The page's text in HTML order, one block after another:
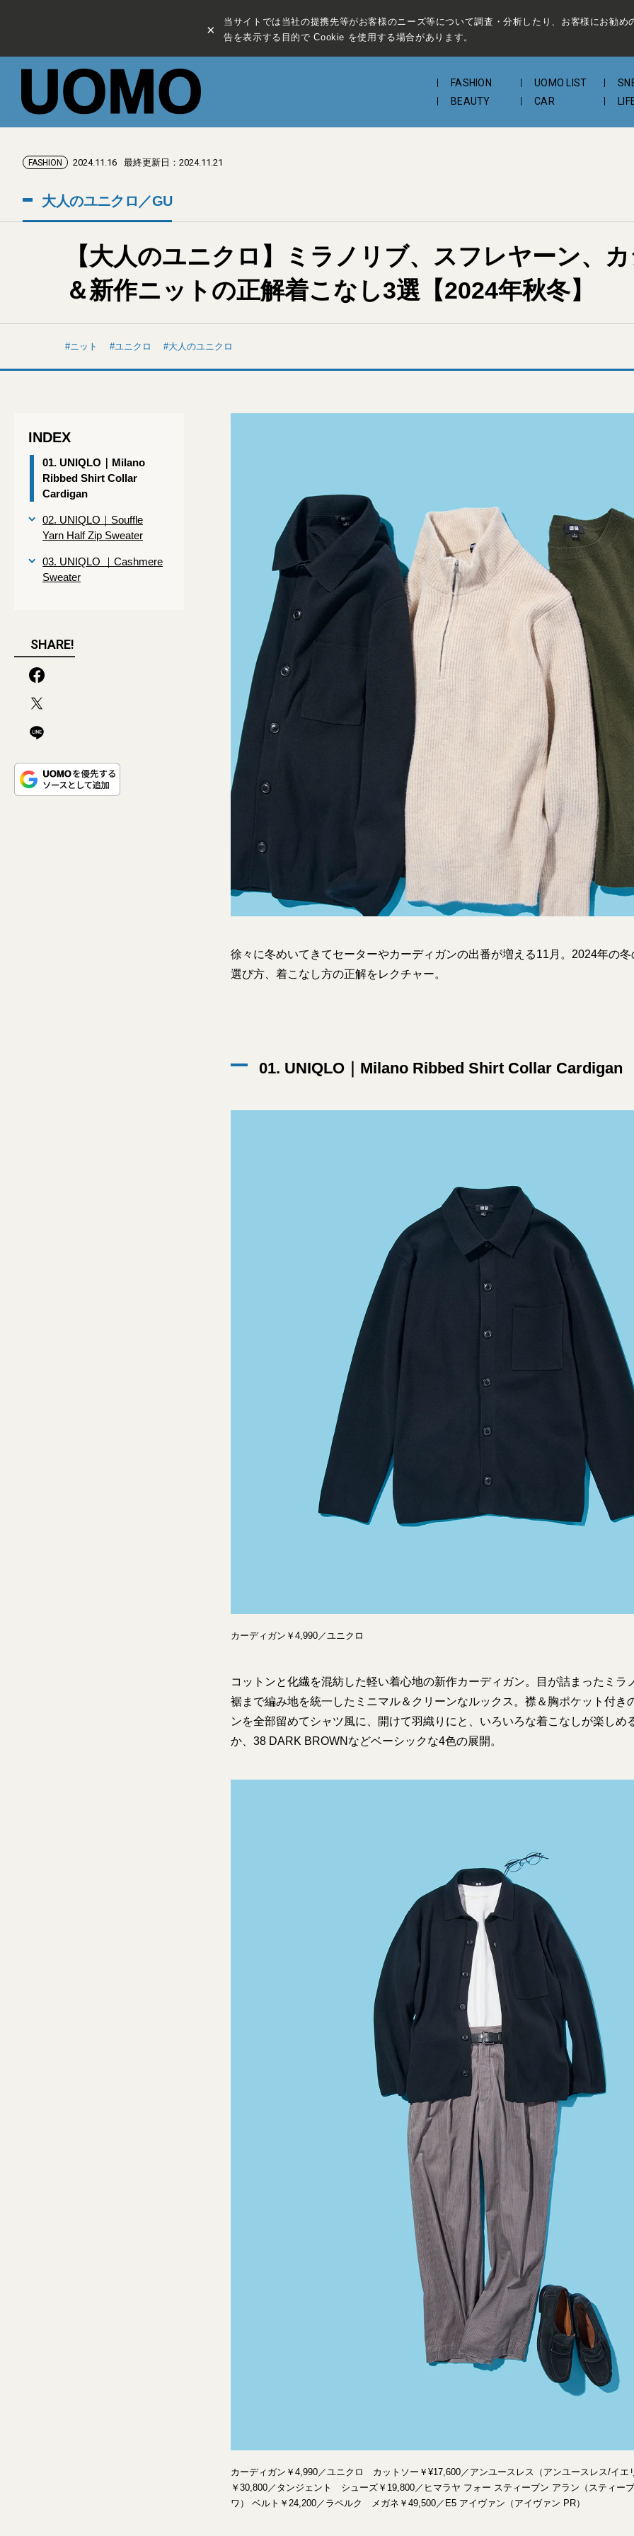
×
当サイトでは当社の提携先等がお客様のニーズ等について調査・分析したり、お客様にお勧め
告を表示する目的で Cookie を使用する場合があります。
FASHION UOMO LIST
BEAUTY
CAR
FASHION 2024.11.16 最終更新日：2024.11.21
大人のユニクロ／GU
【大人のユニクロ】ミラノリブ、スフレヤーン、
＆新作ニットの正解着こなし3選【2024年秋冬】
ニット ユニクロ 大人のユニクロ
INDEX
01. UNIQLO｜Milano
Ribbed Shirt Collar
Cardigan
02. UNIQLO｜Souffle
Yarn Half Zip Sweater
03. UNIQLO ｜Cashmere
Sweater
SHARE!
徐々に冬めいてきてセーターやカーディガンの出番が増える11月。2024年の
選び方、着こなし方の正解をレクチャー。
01. UNIQLO｜Milano Ribbed Shirt Collar Cardigan
カーディガン￥4,990／ユニクロ
コットンと化繊を混紡した軽い着心地の新作カーディガン。目が詰まったミラ
裾まで編み地を統一したミニマル＆クリーンなルックス。襟＆胸ポケット付き
ンを全部留めてシャツ風に、開けて羽織りにと、いろいろな着こなしが楽しめ
か、38 DARK BROWNなどベーシックな4色の展開。
カーディガン￥4,990／ユニクロ カットソー￥¥17,600／アンユースレス（アンユースレス/イエ
￥30,800／タンジェント シューズ￥19,800／ヒマラヤ フォー スティーブン アラン（スティー
ワ） ベルト￥24,200／ラペルク メガネ￥49,500／E5 アイヴァン（アイヴァン PR）